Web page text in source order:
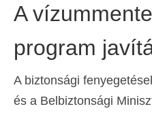
A
program
A biztonsági
és a Belbiztonsági